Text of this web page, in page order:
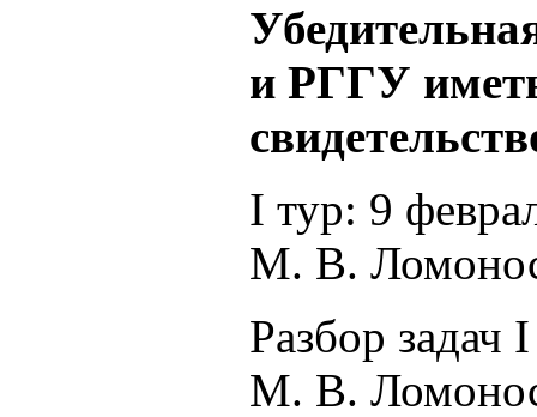
и РГГУ
I тур: 9
М. В.
Разбор задач
М. В.